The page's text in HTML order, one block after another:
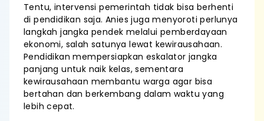
Tentu, intervensi pemerintah tidak bisa berhenti
di pendidikan saja. Anies juga menyoroti perlunya
langkah jangka pendek melalui pemberdayaan
ekonomi, salah satunya lewat kewirausahaan.
Pendidikan mempersiapkan eskalator jangka
panjang untuk naik kelas, sementara
kewirausahaan membantu warga agar bisa
bertahan dan berkembang dalam waktu yang
lebih cepat.